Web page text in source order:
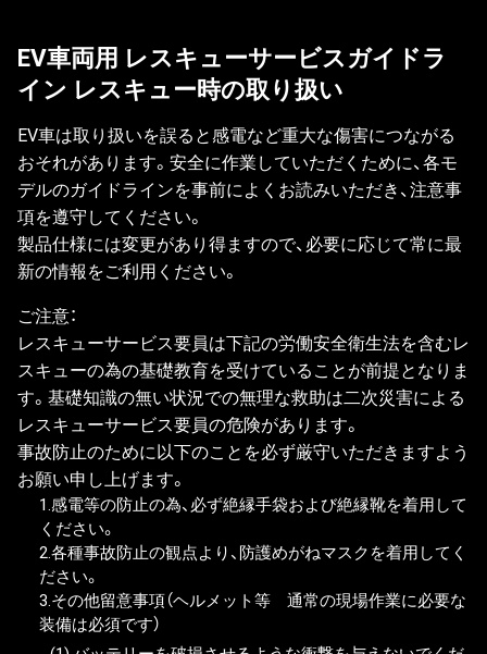
EV車両用 レスキューサービスガイドラ
イン レスキュー時の取り扱い
EV車は取り扱いを誤ると感電など重大な傷害につながる
おそれがあります。安全に作業していただくために、各モ
デルのガイドラインを事前によくお読みいただき、注意事
項を遵守してください。
製品仕様には変更があり得ますので、必要に応じて常に最
新の情報をご利用ください。
ご注意：
レスキューサービス要員は下記の労働安全衛生法を含むレ
スキューの為の基礎教育を受けていることが前提となりま
す。基礎知識の無い状況での無理な救助は二次災害による
レスキューサービス要員の危険があります。
事故防止のために以下のことを必ず厳守いただきますよう
お願い申し上げます。
1.感電等の防止の為、必ず絶縁手袋および絶縁靴を着用して
ください。
2.各種事故防止の観点より、防護めがねマスクを着用してく
ださい。
3.その他留意事項（ヘルメット等 通常の現場作業に必要な
装備は必須です）